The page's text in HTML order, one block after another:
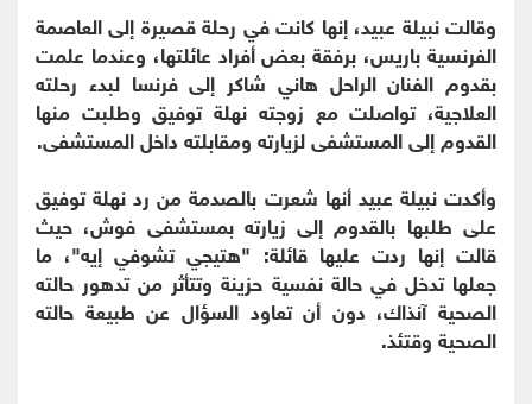
وقالت نبيلة عبيد، إنها كانت في رحلة قصيرة إلى العاصمة
الفرنسية باريس، برفقة بعض أفراد عائلتها، وعندما علمت
بقدوم الفنان الراحل هاني شاكر إلى فرنسا لبدء رحلته
العلاجية، تواصلت مع زوجته نهلة توفيق وطلبت منها
القدوم إلى المستشفى لزيارته ومقابلته داخل المستشفى.
وأكدت نبيلة عبيد أنها شعرت بالصدمة من رد نهلة توفيق
على طلبها بالقدوم إلى زيارته بمستشفى فوش، حيث
قالت إنها ردت عليها قائلة: "هتيجي تشوفي إيه"، ما
جعلها تدخل في حالة نفسية حزينة وتتأثر من تدهور حالته
الصحية آنذاك، دون أن تعاود السؤال عن طبيعة حالته
الصحية وقتئذ.